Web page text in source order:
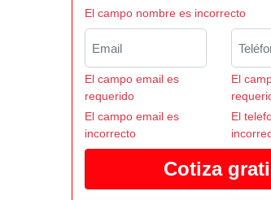
El campo nombre es incorrecto
El campo email es
requerido
El campo email es
incorrecto
El
El